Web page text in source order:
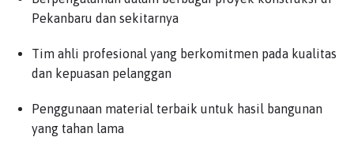
Pekanbaru dan sekitarnya
Tim ahli profesional yang berkomitmen pada kualitas
dan kepuasan pelanggan
Penggunaan material terbaik untuk hasil bangunan
yang tahan lama